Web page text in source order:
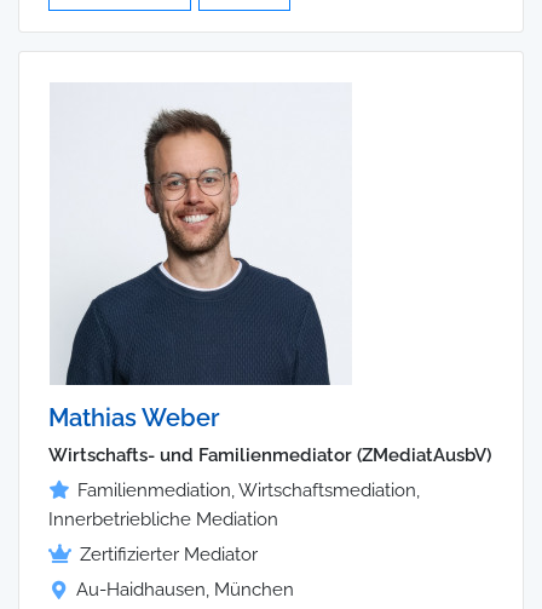
Mathias Weber
Wirtschafts- und Familienmediator (ZMediatAusbV)
Familienmediation, Wirtschaftsmediation,
Innerbetriebliche Mediation
Zertifizierter Mediator
Au-Haidhausen, München